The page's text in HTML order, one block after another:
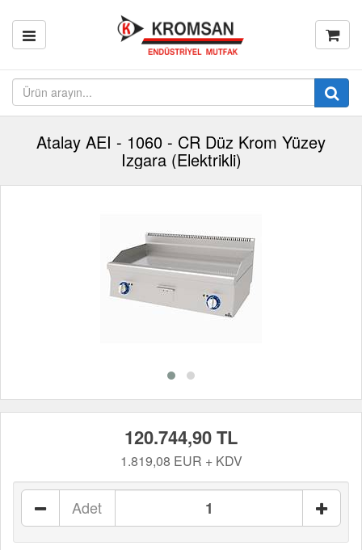
Atalay AEI - 1060 - CR Düz Krom Yüzey
Izgara (Elektrikli)
120.744,90 TL
1.819,08 EUR + KDV
Adet